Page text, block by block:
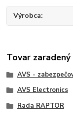
Výrobca
Tovar
AVS -
AVS Electronics
Rada RAPTOR